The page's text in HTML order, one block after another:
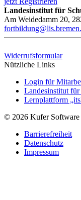
Landesinstitut für
Am Weidedamm 20,
Widerrufsformular
Nützliche Links
Login für
Landesinstitut für
Lernplattform
© 2026 Kufer
Barrierefreiheit
Datenschutz
Impressum